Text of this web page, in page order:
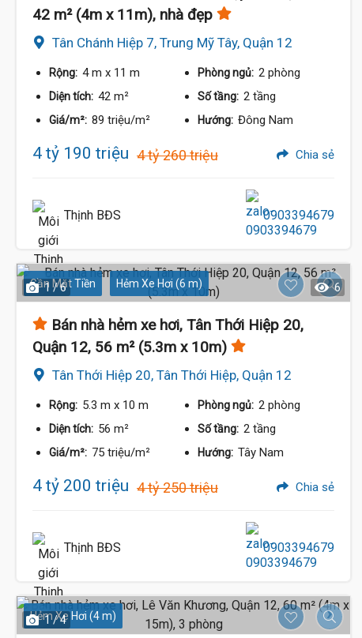
42 m² (4m x 11m), nhà đẹp
Tân Chánh Hiệp 7, Trung Mỹ Tây, Quận 12
Rộng: 4 m x 11 m Phòng ngủ: 2 phòng
Diện tích: 42 m² Số tầng: 2 tầng
Giá/m²: 89 triệu/m² Hướng: Đông Nam
4 tỷ 190 triệu 4 tỷ 260 triệu Chia sẻ
Thịnh BĐS 0903394679
Gần Mặt Tiền Hẻm Xe Hơi (6 m)
1 / 6 6
Bán nhà hẻm xe hơi, Tân Thới Hiệp 20,
Quận 12, 56 m² (5.3m x 10m)
Tân Thới Hiệp 20, Tân Thới Hiệp, Quận 12
Rộng: 5.3 m x 10 m Phòng ngủ: 2 phòng
Diện tích: 56 m² Số tầng: 2 tầng
Giá/m²: 75 triệu/m² Hướng: Tây Nam
4 tỷ 200 triệu 4 tỷ 250 triệu Chia sẻ
Thịnh BĐS 0903394679
Hẻm Xe Hơi (4 m)
1 / 4